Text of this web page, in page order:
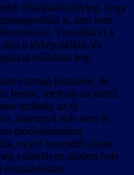
olvasható (névleg, hogy
is, ami nem
Távolítsd el a
a térkép nélkül, és
működni fog.
csomag készítése, de
benne, mert olyan szintű
szükség az új
amennyit már nem ér.
módosíthatatlan
egyre kevesebb olyan
valamilyen módon bele